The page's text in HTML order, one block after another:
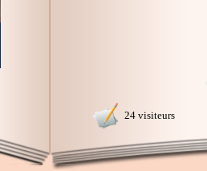
24 visiteurs